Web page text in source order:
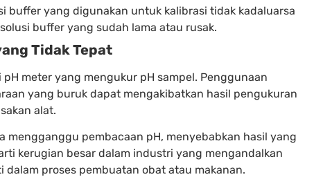
buffer yang digunakan untuk kalibrasi tidak kadaluarsa
buffer yang sudah lama atau rusak.
Tidak Tepat
meter yang mengukur pH sampel. Penggunaan
yang buruk dapat mengakibatkan hasil pengukuran
alat.
mengganggu pembacaan pH, menyebabkan hasil yang
kerugian besar dalam industri yang mengandalkan
proses pembuatan obat atau makanan.